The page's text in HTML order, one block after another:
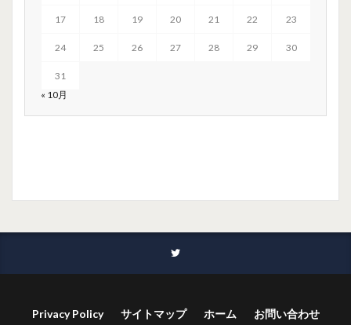
17 18 19 20 21 22 23
24 25 26 27 28 29 30
31
« 10月